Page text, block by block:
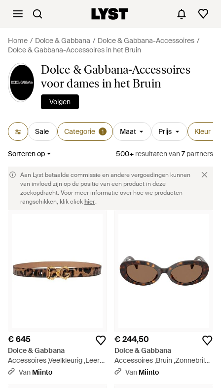
Home Dolce & Gabbana
Dolce & Gabbana-Accessoires
Dolce & Gabbana-Accessoires in het Bruin
Dolce & Gabbana-Accessoires
voor dames in het Bruin
Volgen
Sale Categorie 1 Maat Prijs Kleur
Sorteren op 500+ resultatenvan7partners
Aan Lyst betaalde commissie en andere vergoedingen kunnen
van invloed zijn op de positie van een product in deze
zoekopdracht. Voor meer informatie over hoe we producten
rangschikken, klik clickhier.
€ 645
Dolce & Gabbana
Accessoires ,Veelkleurig ,Leer
Dg Barocco Riem - Bruin
Van Miinto
€ 244,50
Dolce & Gabbana
Accessoires ,Bruin ,Zonnebril
Met Ovaal Montuur - Bruin
Van Miinto